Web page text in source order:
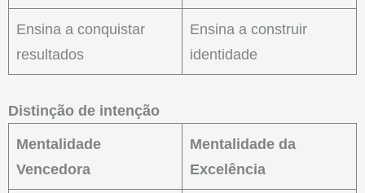
Ensina a conquistar
resultados
Ensina a construir
identidade
Distinção de intenção
Mentalidade
Vencedora
Mentalidade da
Excelência